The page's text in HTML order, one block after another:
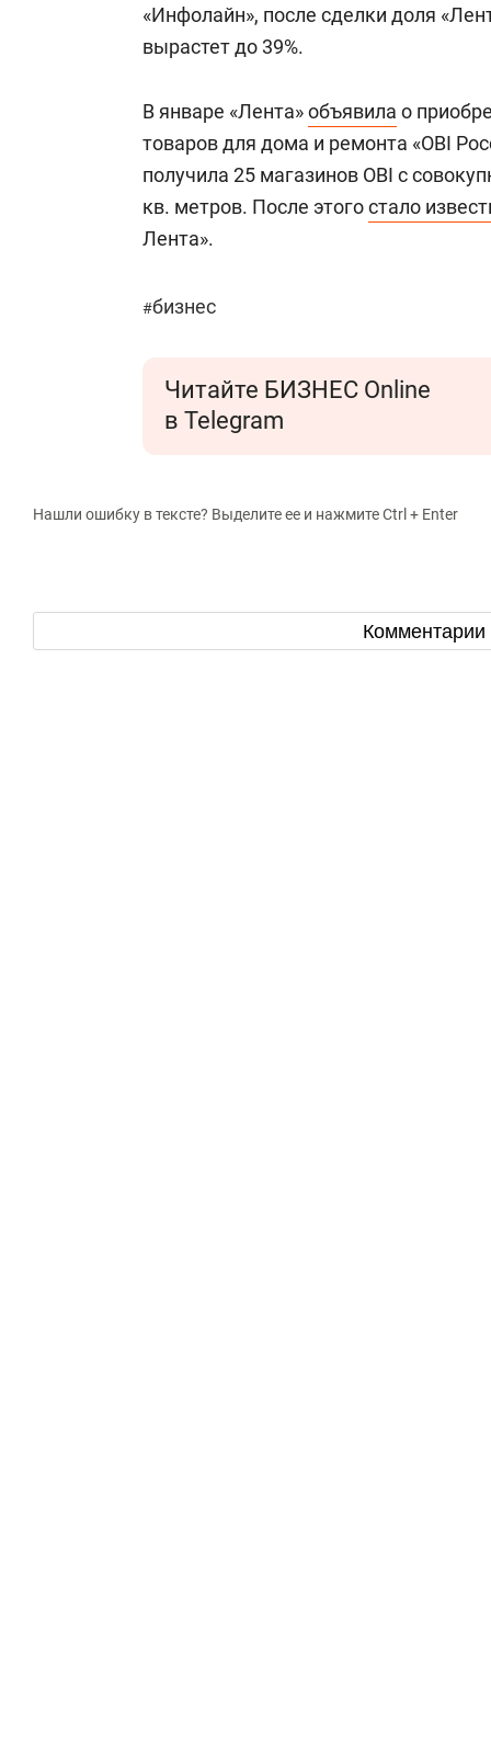
«Инфолайн», после сделки доля
вырастет до 39%.
В январе «Лента»объявила о
товаров для дома и ремонта «OBI
получила 25 магазинов OBI с
кв. метров. После этогостало
Лента».
#бизнес
Читайте БИЗНЕС Online
в Telegram
Нашли ошибку в тексте? Выделите ее и нажмите Ctrl + Enter
Комментарии